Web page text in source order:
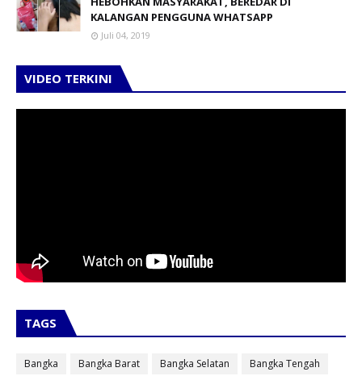
KALANGAN PENGGUNA WHATSAPP
Juli 04, 2019
VIDEO TERKINI
TAGS
Bangka Bangka Barat Bangka Selatan
Bangka Tengah